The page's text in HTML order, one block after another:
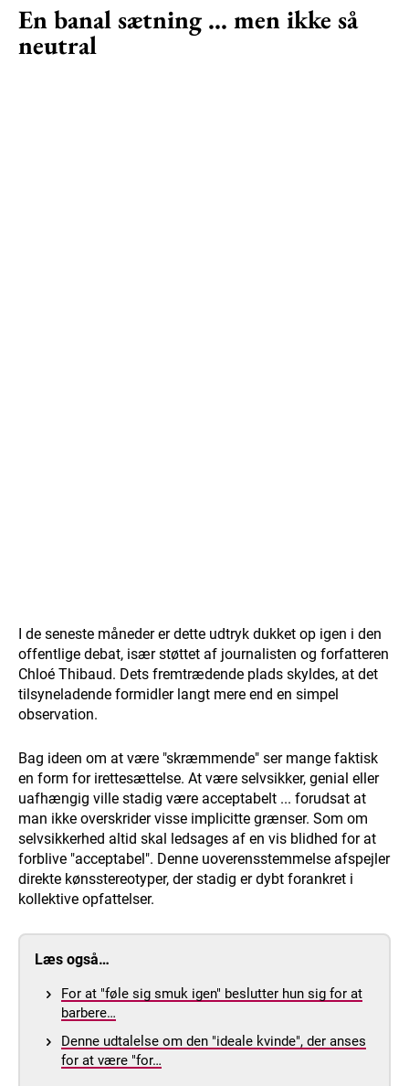
En banal sætning ... men ikke så
neutral
I de seneste måneder er dette udtryk dukket op igen i den
offentlige debat, især støttet af journalisten og forfatteren
Chloé Thibaud. Dets fremtrædende plads skyldes, at det
tilsyneladende formidler langt mere end en simpel
observation.
Bag ideen om at være "skræmmende" ser mange faktisk
en form for irettesættelse. At være selvsikker, genial eller
uafhængig ville stadig være acceptabelt ... forudsat at
man ikke overskrider visse implicitte grænser. Som om
selvsikkerhed altid skal ledsages af en vis blidhed for at
forblive "acceptabel". Denne uoverensstemmelse afspejler
direkte kønsstereotyper, der stadig er dybt forankret i
kollektive opfattelser.
Læs også…
For at "føle sig smuk igen" beslutter hun sig for at
barbere…
Denne udtalelse om den "ideale kvinde", der anses
for at være "for…